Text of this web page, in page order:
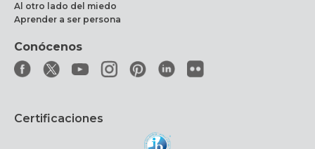
Al otro lado del miedo
Aprender a ser persona
Conócenos
Certificaciones